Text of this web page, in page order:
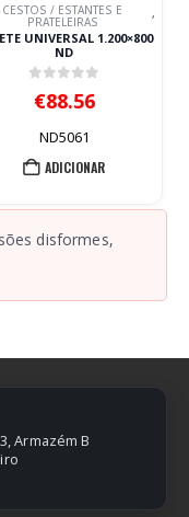
, CESTOS /
Base para
disformes,
Armazém B